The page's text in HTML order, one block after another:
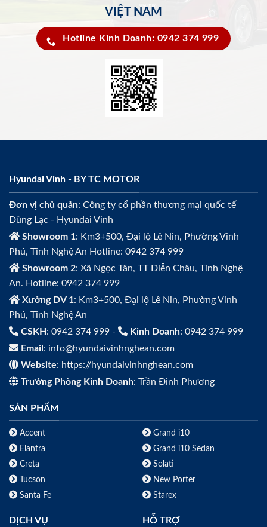
VIỆT NAM
Hotline Kinh Doanh: 0942 374 999
Hyundai Vinh - BY TC MOTOR
Đơn vị chủ quản: Công ty cổ phần thương mại quốc tế
Dũng Lạc - Hyundai Vinh
Showroom 1: Km3+500, Đại lộ Lê Nin, Phường Vinh
Phú, Tỉnh Nghệ An Hotline: 0942 374 999
Showroom 2: Xã Ngọc Tân, TT Diễn Châu, Tỉnh Nghệ
An. Hotline: 0942 374 999
Xưởng DV 1: Km3+500, Đại lộ Lê Nin, Phường Vinh
Phú, Tỉnh Nghệ An
CSKH : 0942 374 999 - Kinh Doanh: 0942 374 999
Email : info@hyundaivinhnghean.com
Website: https://hyundaivinhnghean.com
Trưởng Phòng Kinh Doanh: Trần Đình Phương
SẢN PHẨM
Accent
Elantra
Creta
Tucson
Santa Fe
Grand i10
Grand i10 Sedan
Solati
New Porter
Starex
DỊCH VỤ HỖ TRỢ